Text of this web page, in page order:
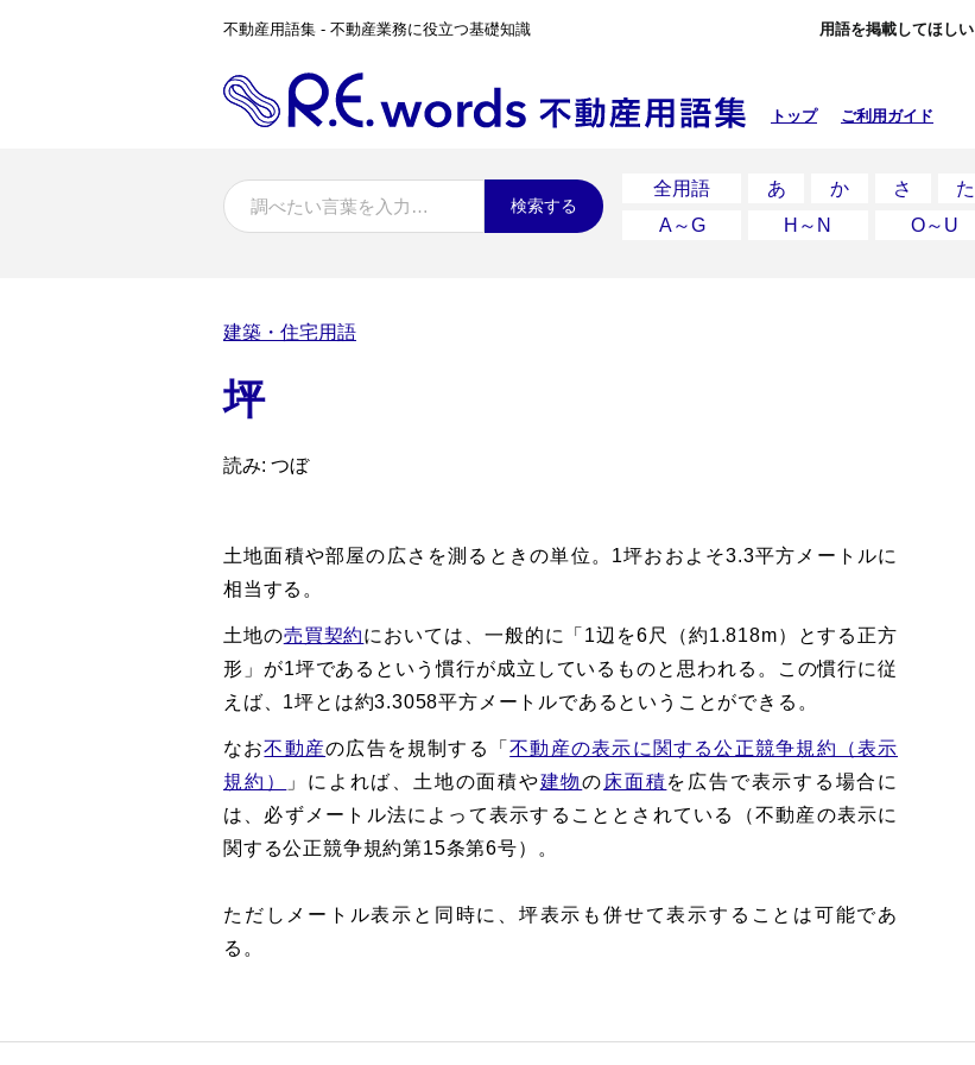
不動産用語集 - 不動産業務に役立つ基礎知識 用語を掲載してほしい
トップ ご利用ガイド
検索する
全用語 あ か さ た
A～G
H～N O～U
建築・住宅用語
坪
読み: つぼ
土地面積や部屋の広さを測るときの単位。1坪おおよそ3.3平方メートルに
相当する。
土地の売買契約においては、一般的に「1辺を6尺（約1.818m）とする正方
形」が1坪であるという慣行が成立しているものと思われる。この慣行に従
えば、1坪とは約3.3058平方メートルであるということができる。
なお不動産の広告を規制する「不動産の表示に関する公正競争規約（表示
規約）
」によれば、土地の面積や建物の 床面積を広告で表示する場合に
は、必ずメートル法によって表示することとされている（不動産の表示に
関する公正競争規約第15条第6号）。
ただしメートル表示と同時に、坪表示も併せて表示することは可能であ
る。